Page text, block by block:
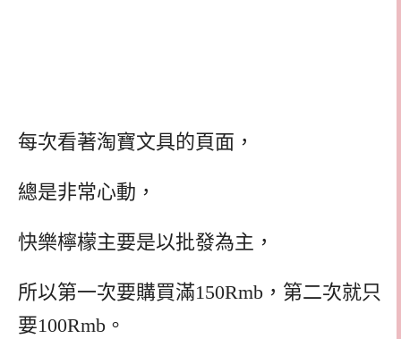
每次看著淘寶文具的頁面，
總是非常心動，
快樂檸檬主要是以批發為主，
所以第一次要購買滿150Rmb，第二次就只
要100Rmb。